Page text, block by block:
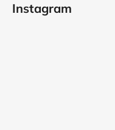
Instagram